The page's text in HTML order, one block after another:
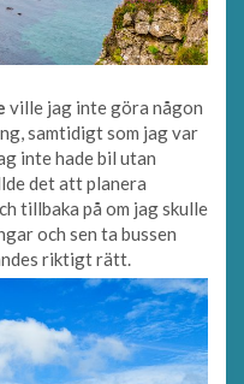
ville jag inte göra någon
samtidigt som jag var
inte hade bil utan
det att planera
tillbaka på om jag skulle
och sen ta bussen
riktigt rätt.